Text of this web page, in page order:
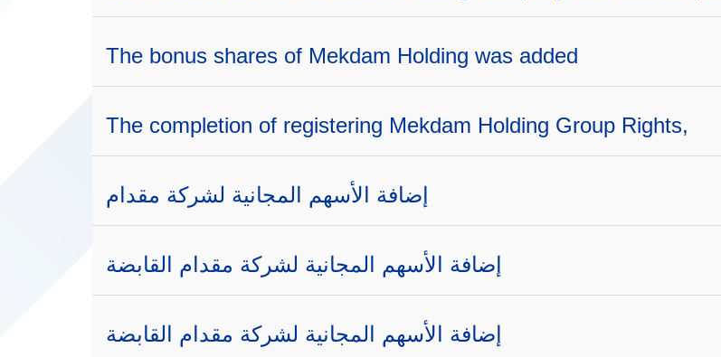
The bonus shares of Mekdam Holding was added
The completion of registering Mekdam Holding Group Rights,
إضافة الأسهم المجانية لشركة مقدام
إضافة الأسهم المجانية لشركة مقدام القابضة
إضافة الأسهم المجانية لشركة مقدام القابضة